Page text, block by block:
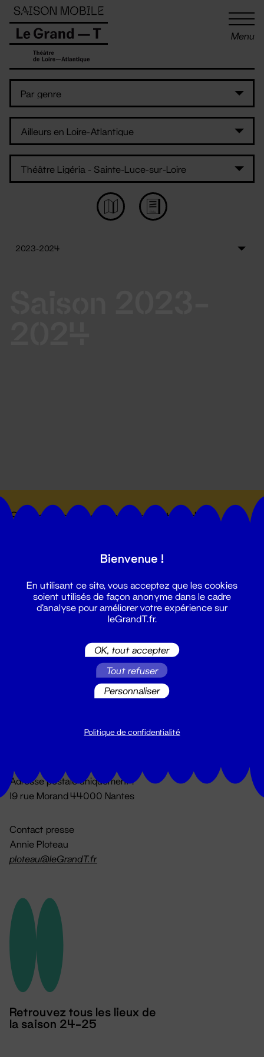
Menu
Suivez toutes les actualités du
Du lundi au vendredi 14h → 18h
Adresse postale uniquement :
19 rue Morand 44000 Nantes
Contact presse
Annie Ploteau
ploteau@leGrandT.fr
Retrouvez tous les lieux de
la saison 24-25
Panneau de gestion des cookies
Bienvenue !
En utilisant ce site, vous acceptez que les cookies
soient utilisés de façon anonyme dans le cadre
d'analyse pour améliorer votre expérience sur
leGrandT.fr.
OK, tout accepter
Tout refuser
Personnaliser
Politique de confidentialité